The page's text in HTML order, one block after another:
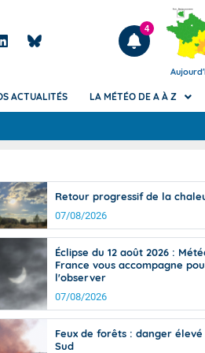
Articles
4
de
Phénomènes dangereux de
Avertissement pluies
des communes (Apic)
Bulletins Marine
Bulletins d'estimation du
d'avalanche
Météo des forêts
Vigicrues
ACTUALITÉS LA MÉTÉO DE A À Z
Retour progressif de la
07/08/2026
Éclipse du 12 août 2026 :
France vous accompagne
l'observer
07/08/2026
Feux de forêts : danger élevé
Sud